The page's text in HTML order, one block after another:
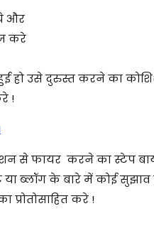
और
करे
हो उसे दुरुस्त करने का
!
से फायर करने का स्टेप
ब्लॉग के बारे में कोई
करे !